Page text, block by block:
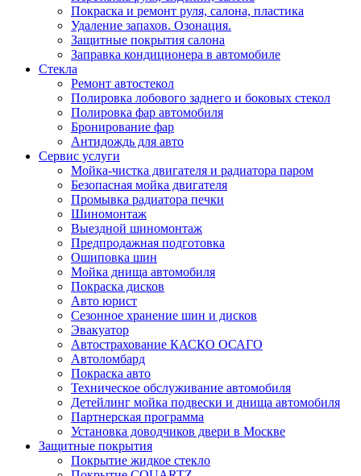
Покраска и ремонт руля, салона, пластика
Удаление запахов. Озонация.
Защитные покрытия салона
Заправка кондиционера в автомобиле
Стекла
Ремонт автостекол
Полировка лобового заднего и боковых стекол
Полировка фар автомобиля
Бронирование фар
Антидождь для авто
Сервис услуги
Мойка-чистка двигателя и радиатора паром
Безопасная мойка двигателя
Промывка радиатора печки
Шиномонтаж
Выездной шиномонтаж
Предпродажная подготовка
Ошиповка шин
Мойка днища автомобиля
Покраска дисков
Авто юрист
Сезонное хранение шин и дисков
Эвакуатор
Автострахование КАСКО ОСАГО
Автоломбард
Покраска авто
Техническое обслуживание автомобиля
Детейлинг мойка подвески и днища автомобиля
Партнерская программа
Установка доводчиков двери в Москве
Защитные покрытия
Покрытие жидкое стекло